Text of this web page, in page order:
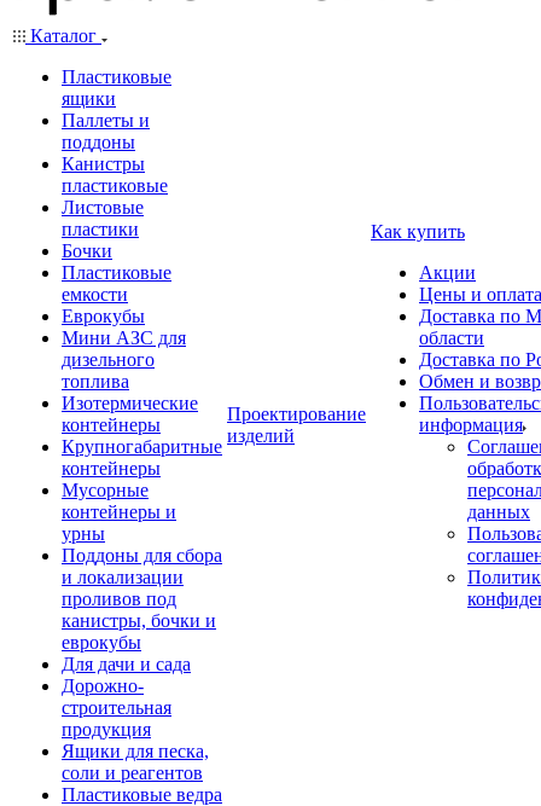
Каталог
Пластиковые
ящики
Паллеты и
поддоны
Канистры
пластиковые
Листовые
пластики
Бочки
Пластиковые
емкости
Еврокубы
Мини АЗС для
дизельного
топлива
Изотермические
контейнеры
Крупногабаритные
контейнеры
Мусорные
контейнеры и
урны
Поддоны для сбора
и локализации
проливов под
канистры, бочки и
еврокубы
Для дачи и сада
Дорожно-
строительная
продукция
Ящики для песка,
соли и реагентов
Пластиковые ведра
Проектирование
изделий
Как купить
Акции
Цены и оплата
Доставка по
области
Доставка по
Обмен и
информация
данных